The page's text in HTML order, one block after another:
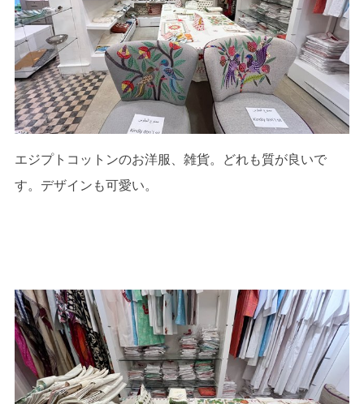
エジプトコットンのお洋服、雑貨。どれも質が良いで
す。デザインも可愛い。